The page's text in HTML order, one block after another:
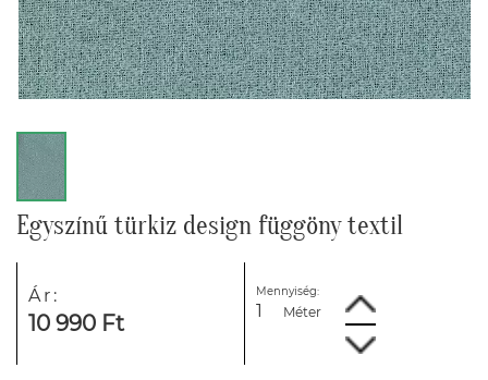
Egyszínű türkiz design függöny textil
Ár:
10 990 Ft
Mennyiség:
Méter